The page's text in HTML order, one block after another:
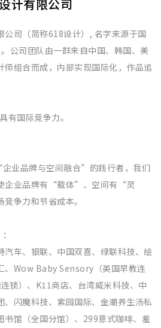
计有限公司
公司（简称618设计）, 名字来源于国
公司团队由一群来自中国、韩国、美
师组合而成，内部实现国际化，作品追
有国际竞争力。
业品牌与空间融合”的践行者，我们
企业品牌有“载体”、空间有“灵
争力和节省成本。
汽车、银联、中国双喜、绿联科技、绘
、Wow Baby Sensory（英国早教连
锁）、K11商店、台湾威米科技、中
、闪魔科技、紫园国际、金潮养生汤私
书馆（全国分馆）、299意式咖啡、羞